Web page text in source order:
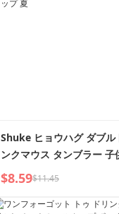
Shuke ヒョウハグ ダブル
ンクマウス タンブラー 子
ポータブル 見栄えの良い
カップ 夏
$8.59$11.45